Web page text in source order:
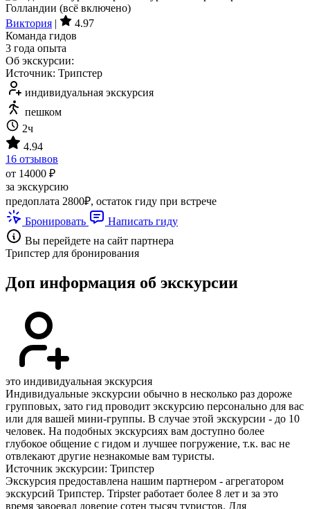
Виктория |
4.97
Команда гидов
3 года опыта
Об экскурсии:
Источник: Трипстер
индивидуальная экскурсия
пешком
2ч
4.94
16 отзывов
от 14000 ₽
за экскурсию
предоплата 2800₽, остаток гиду при встрече
Бронировать
Написать гиду
Вы перейдете на сайт партнера
Трипстер для бронирования
Доп информация об экскурсии
это индивидуальная экскурсия
Индивидуальные экскурсии обычно в несколько раз дороже
групповых, зато гид проводит экскурсию персонально для вас
или для вашей мини-группы. В случае этой экскурсии - до 10
человек. На подобных экскурсиях вам доступно более
глубокое общение с гидом и лучшее погружение, т.к. вас не
отвлекают другие незнакомые вам туристы.
Источник экскурсии: Трипстер
Экскурсия предоставлена нашим партнером - агрегатором
экскурсий Трипстер. Tripster работает более 8 лет и за это
время завоевал доверие сотен тысяч туристов. Для